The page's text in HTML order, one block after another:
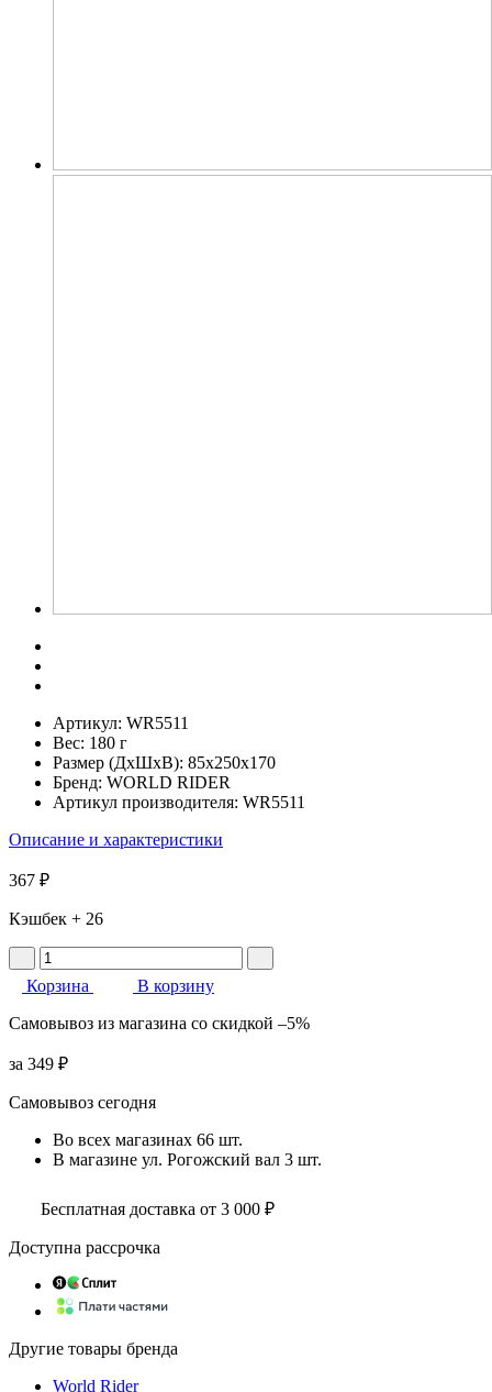
Артикул: WR5511
Вес: 180 г
Размер (ДхШхВ): 85x250x170
Бренд: WORLD RIDER
Артикул производителя: WR5511
Описание и характеристики
367 ₽
Кэшбек + 26
Корзина
В корзину
Самовывоз из магазина со скидкой –5%
за 349 ₽
Самовывоз сегодня
Во всех магазинах 66 шт.
В магазине ул. Рогожский вал 3 шт.
Бесплатная доставка от 3 000 ₽
Доступна рассрочка
Другие товары бренда
World Rider